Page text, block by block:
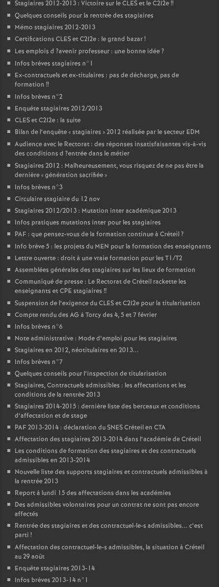
Stagiaires 2012-2013 : Victoire sur leCLESet le C2I2e!!
Quelques conseils pour la rentrée des stagiaires
Mémo stagiaires 2012-2013
Certifications CLESet C2I2e : le grand bazar!
Les emplois d ?avenir professeur : une bonne idée?
Infos brèves stagiaires n°1
Ex-contractuels et ex-titulaires : pas de décharge, pas de
formation !!
Infos brèves n°2
Enquête stagiaires 2012/2013
CLESet C2I2e : la suite
Bilan de l’enquête «stagiaires » 2012 réalisée par le secteur EDM
Audience avec le Rectorat : des réponses insatisfaisantes vis-à-vis
des conditions d ?entrée dans le métier
Stagiaires 2012 : Malheureusement, vous risquez de ne pas être la
dernière «génération sacrifiée»
Infos brèves n°3
Circulaire stagiaire du 12 nov
Stagiaires 2012/2013 : Mutation inter académique 2013
Infos pratiques mutations inter pour les stagiaires
PAF : que pensez-vous de la formation continue à Créteil?
Info brève 5 : les projets du MEN pour la formation des enseignants
Lettre ouverte : droit à une vraie formation pour les T1/T2
Assemblées générales des stagiaires sur les lieux de formation
Communiqué de presse : Le Rectorat de Créteil rackette les
enseignants etCPE stagiaires !!
Suspension de l’exigence duCLESet C2I2e pour la titularisation
Compte rendu des AG à Torcy des 4, 5 et 7 février
Infos brèves n°6
Note administrative : Mode d’emploi pour les stagiaires
Stagiaires en 2012, néotitulaires en 2013...
Infos brèves n°7
Quelques conseils pour l’inspection de titularisation
Stagiaires, Contractuels admissibles : les affectations et les
conditions de la rentrée 2013
Stagiaires 2014-2015 : dernière liste des berceaux et conditions
d’affectation et de stage
PAF2013-2014 : déclaration duSNESCréteil en CTA
Affectation des stagiaires 2013-2014 dans l’académie de Créteil
Les conditions de formation des stagiaires et des contractuels
admissibles en 2013-2014
Nouvelle liste des supports stagiaires et contractuels admissibles à
la rentrée 2013
Report à lundi 15 des affectations dans les académies
Des admissibles volontaires pour un contrat ne sont pas encore
affectés
Rentrée des stagiaires et des contractuel-le-s admissibles... c’est
parti !
Affectation des contractuel-le-s admissibles, la situation à Créteil
au 29 août
Enquête stagiaires 2013-14
Infos brèves 2013-14 n°1